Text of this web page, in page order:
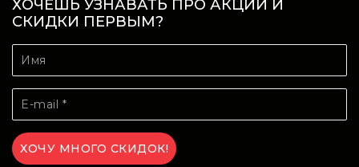
ХОЧЕШЬ УЗНАВАТЬ ПРО АКЦИИ И
СКИДКИ ПЕРВЫМ?